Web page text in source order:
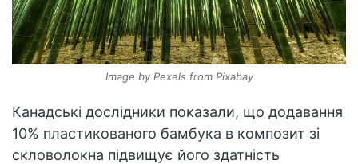
Image by Pexels from Pixabay
Канадські дослідники показали, що додавання
10% пластикованого бамбука в композит зі
скловолокна підвищує його здатність